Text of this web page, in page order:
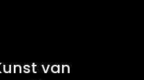
van